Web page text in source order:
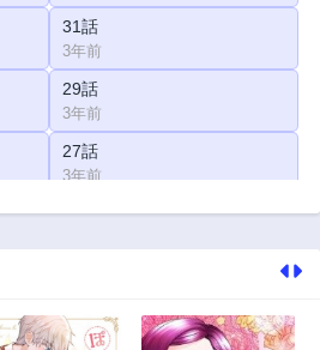
31話
3年前
29話
3年前
27話
3年前
25話
21話